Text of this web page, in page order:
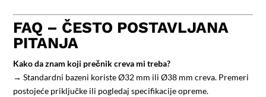
FAQ – ČESTO POSTAVLJANA
PITANJA
Kako da znam koji prečnik creva mi treba?
→ Standardni bazeni koriste Ø32 mm ili Ø38 mm creva. Premeri
postojeće priključke ili pogledaj specifikacije opreme.